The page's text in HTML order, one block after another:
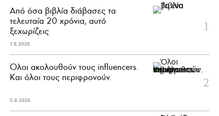
Από όσα βιβλία διάβασες τα
τελευταία 20 χρόνια, αυτό
ξεχωρίζεις
7.8.2026
Όλοι ακολουθούν τους influencers.
Και όλοι τους περιφρονούν.
5.8.2026